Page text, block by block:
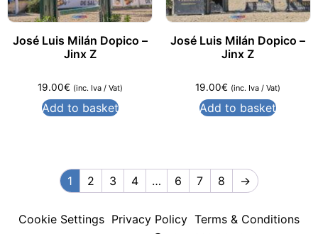
José Luis Milán Dopico –
Jinx Z
19.00€ (inc. Iva / Vat)
Add to basket
José Luis Milán Dopico –
Jinx Z
19.00€ (inc. Iva / Vat)
Add to basket
1 2 3 4 … 6 7 8 →
Cookie Settings Privacy Policy Terms & Conditions